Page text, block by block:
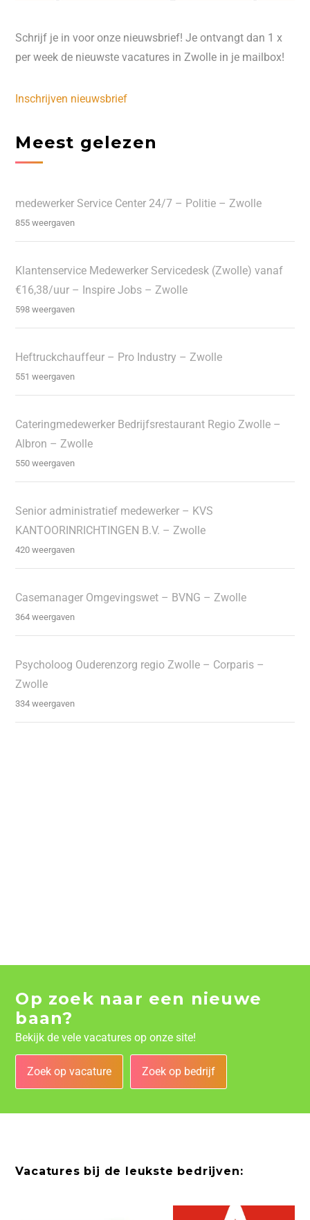
Schrijf je in voor onze nieuwsbrief! Je ontvangt dan 1 x
per week de nieuwste vacatures in Zwolle in je mailbox!
Inschrijven nieuwsbrief
Meest gelezen
medewerker Service Center 24/7 – Politie – Zwolle
855 weergaven
Klantenservice Medewerker Servicedesk (Zwolle) vanaf
€16,38/uur – Inspire Jobs – Zwolle
598 weergaven
Heftruckchauffeur – Pro Industry – Zwolle
551 weergaven
Cateringmedewerker Bedrijfsrestaurant Regio Zwolle –
Albron – Zwolle
550 weergaven
Senior administratief medewerker – KVS
KANTOORINRICHTINGEN B.V. – Zwolle
420 weergaven
Casemanager Omgevingswet – BVNG – Zwolle
364 weergaven
Psycholoog Ouderenzorg regio Zwolle – Corparis –
Zwolle
334 weergaven
Op zoek naar een nieuwe
baan?
Bekijk de vele vacatures op onze site!
Zoek op vacature Zoek op bedrijf
Vacatures bij de leukste bedrijven: